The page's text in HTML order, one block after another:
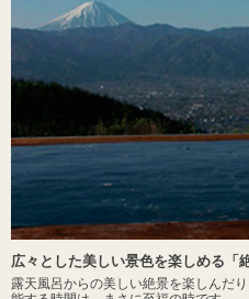
広々とした美しい景色を楽しめる「
露天風呂からの美しい絶景を楽しんだ